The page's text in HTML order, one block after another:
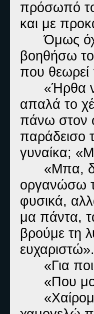
πρόσωπό
και με
Όμως
βοηθήσω
που θεωρεί
«Ήρθα
απαλά το
πάνω στον
παράδεισο
γυναίκα;
«Μπα,
οργανώσω
φυσικά,
μα πάντα,
βρούμε τη
ευχαριστώ».
«Για
«Που